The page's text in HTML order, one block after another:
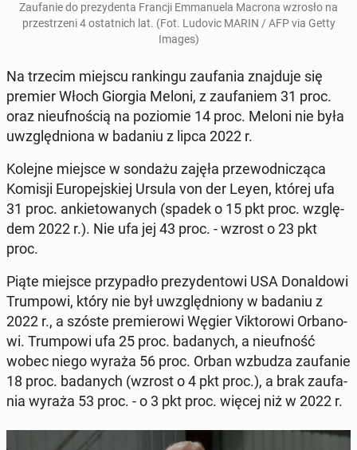
Za­ufa­nie do pre­zy­den­ta Francji Em­ma­nu­ela Macrona wzrosło na
prze­strze­ni 4 ostat­nich lat. (Fot. Ludovic MARIN / AFP via Getty
Images)
Na trzecim miejscu ran­kin­gu za­ufa­nia znaj­du­je się
premier Włoch Giorgia Meloni, z za­ufa­niem 31 proc.
oraz nie­uf­no­ścią na po­zio­mie 14 proc. Meloni nie była
uwzględ­nio­na w badaniu z lipca 2022 r.
Kolejne miejsce w sondażu zajęła prze­wod­ni­czą­ca
Komisji Eu­ro­pej­skiej Ursula von der Leyen, której ufa
31 proc. an­kie­to­wa­nych (spadek o 15 pkt proc. wzglę­
dem 2022 r.). Nie ufa jej 43 proc. - wzrost o 23 pkt
proc.
Piąte miejsce przy­pa­dło pre­zy­den­to­wi USA Do­nal­do­wi
Trum­po­wi, który nie był uwzględ­nio­ny w badaniu z
2022 r., a szóste pre­mie­ro­wi Węgier Vik­to­ro­wi Or­ba­no­
wi. Trum­po­wi ufa 25 proc. ba­da­nych, a nie­uf­ność
wobec niego wyraża 56 proc. Orban wzbudza za­ufa­nie
18 proc. ba­da­nych (wzrost o 4 pkt proc.), a brak za­ufa­
nia wyraża 53 proc. - o 3 pkt proc. więcej niż w 2022 r.